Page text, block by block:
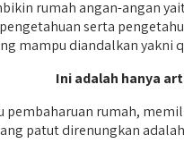
rumah angan-angan
serta
mampu diandalkan yakni
Ini adalah hanya
pembaharuan rumah,
patut direnungkan